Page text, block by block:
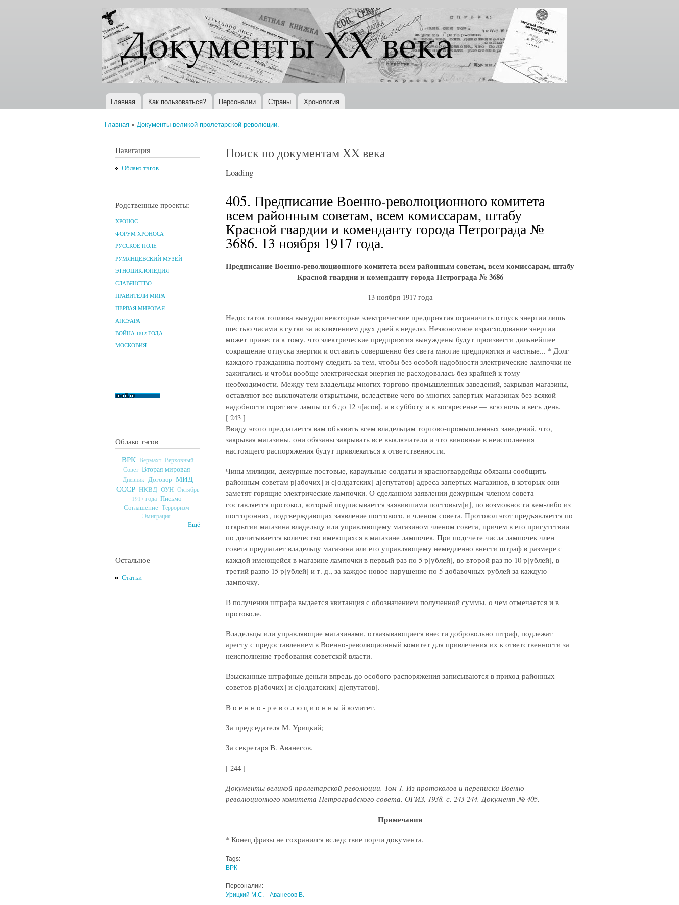
Перейти к
основному
содержанию
Документы
XX века
Всемирная
история в
Интернете
Главное меню
Главная Как пользоваться? Персоналии Страны Хронология
Главная » Документы великой пролетарской революции.
Навигация
Облако тэгов
Родственные проекты:
ХРОНОС
ФОРУМ ХРОНОСА
РУССКОЕ ПОЛЕ
РУМЯНЦЕВСКИЙ МУЗЕЙ
ЭТНОЦИКЛОПЕДИЯ
СЛАВЯНСТВО
ПРАВИТЕЛИ МИРА
ПЕРВАЯ МИРОВАЯ
АПСУАРА
ВОЙНА 1812 ГОДА
МОСКОВИЯ
Облако тэгов
ВРК Вермахт Верховный
Совет Вторая мировая
Дневник Договор МИД
СССР НКВД ОУН Октябрь
1917 года Письмо
Соглашение Терроризм
Эмиграция
Ещё
Остальное
Статьи
Поиск по документам XX века
Loading
405. Предписание Военно-революционного комитета
всем районным советам, всем комиссарам, штабу
Красной гвардии и коменданту города Петрограда №
3686. 13 ноября 1917 года.
Предписание Военно-революционного комитета всем районным советам, всем комиссарам, штабу
Красной гвардии и коменданту города Петрограда № 3686
13 ноября 1917 года
Недостаток топлива вынудил некоторые электрические предприятия ограничить отпуск энергии лишь
шестью часами в сутки за исключением двух дней в неделю. Неэкономное израсходование энергии
может привести к тому, что электрические предприятия вынуждены будут произвести дальнейшее
сокращение отпуска энергии и оставить совершенно без света многие предприятия и частные... * Долг
каждого гражданина поэтому следить за тем, чтобы без особой надобности электрические лампочки не
зажигались и чтобы вообще электрическая энергия не расходовалась без крайней к тому
необходимости. Между тем владельцы многих торгово-промышленных заведений, закрывая магазины,
оставляют все выключатели открытыми, вследствие чего во многих запертых магазинах без всякой
надобности горят все лампы от 6 до 12 ч[асов], а в субботу и в воскресенье — всю ночь и весь день.
[ 243 ]
Ввиду этого предлагается вам объявить всем владельцам торгово-промышленных заведений, что,
закрывая магазины, они обязаны закрывать все выключатели и что виновные в неисполнения
настоящего распоряжения будут привлекаться к ответственности.
Чины милиции, дежурные постовые, караульные солдаты и красногвардейцы обязаны сообщить
районным советам р[абочих] и с[олдатских] д[епутатов] адреса запертых магазинов, в которых они
заметят горящие электрические лампочки. О сделанном заявлении дежурным членом совета
составляется протокол, который подписывается заявившими постовым[и], по возможности кем-либо из
посторонних, подтверждающих заявление постового, и членом совета. Протокол этот предъявляется по
открытии магазина владельцу или управляющему магазином членом совета, причем в его присутствии
по дочитывается количество имеющихся в магазине лампочек. При подсчете числа лампочек член
совета предлагает владельцу магазина или его управляющему немедленно внести штраф в размере с
каждой имеющейся в магазине лампочки в первый раз по 5 р[ублей], во второй раз по 10 р[ублей], в
третий разпо 15 р[ублей] и т. д., за каждое новое нарушение по 5 добавочных рублей за каждую
лампочку.
В получении штрафа выдается квитанция с обозначением полученной суммы, о чем отмечается и в
протоколе.
Владельцы или управляющие магазинами, отказывающиеся внести добровольно штраф, подлежат
аресту с предоставлением в Военно-революционный комитет для привлечения их к ответственности за
неисполнение требования советской власти.
Взысканные штрафные деньги впредь до особого распоряжения записываются в приход районных
советов р[абочих] и с[олдатских] д[епутатов].
В о е н н о - р е в о л ю ц и о н н ы й комитет.
За председателя М. Урицкий;
За секретаря В. Аванесов.
[ 244 ]
Документы великой пролетарской революции. Том 1. Из протоколов и переписки Военно-
революционного комитета Петроградского совета. ОГИЗ, 1938. с. 243-244. Документ № 405.
Примечания
* Конец фразы не сохранился вследствие порчи документа.
Tags:
ВРК
Персоналии:
Урицкий М.С.
Аванесов В.